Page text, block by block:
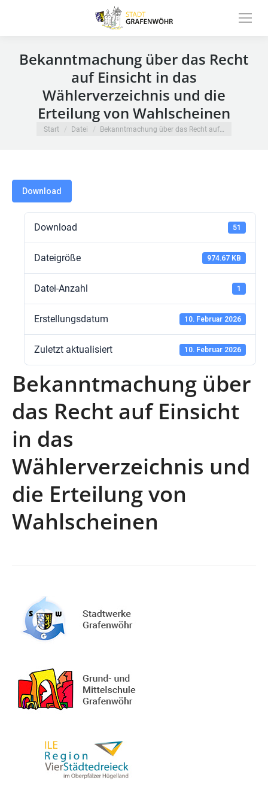
Bekanntmachung über das Recht
auf Einsicht in das
Wählerverzeichnis und die
Erteilung von Wahlscheinen
Sie befinden sich hier:
Start Datei Bekanntmachung über das Recht auf…
Download
Download 51
Dateigröße 974.67 KB
Datei-Anzahl 1
Erstellungsdatum 10. Februar 2026
Zuletzt aktualisiert 10. Februar 2026
Bekanntmachung über
das Recht auf Einsicht
in das
Wählerverzeichnis und
die Erteilung von
Wahlscheinen